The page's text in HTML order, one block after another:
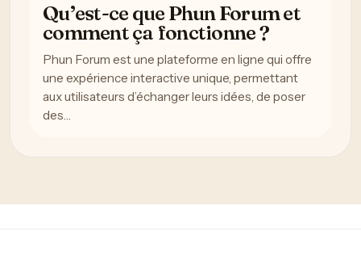
Qu’est-ce que Phun Forum et
comment ça fonctionne ?
Phun Forum est une plateforme en ligne qui offre
une expérience interactive unique, permettant
aux utilisateurs d’échanger leurs idées, de poser
des…